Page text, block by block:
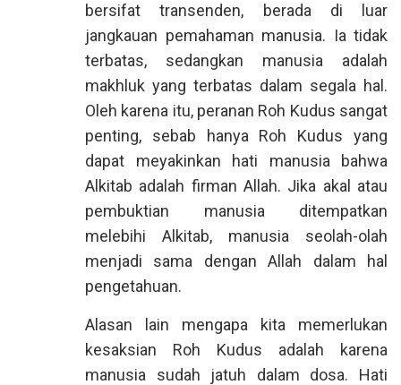
bersifat transenden, berada di luar
jangkauan pemahaman manusia. Ia tidak
terbatas, sedangkan manusia adalah
makhluk yang terbatas dalam segala hal.
Oleh karena itu, peranan Roh Kudus sangat
penting, sebab hanya Roh Kudus yang
dapat meyakinkan hati manusia bahwa
Alkitab adalah firman Allah. Jika akal atau
pembuktian manusia ditempatkan
melebihi Alkitab, manusia seolah-olah
menjadi sama dengan Allah dalam hal
pengetahuan.
Alasan lain mengapa kita memerlukan
kesaksian Roh Kudus adalah karena
manusia sudah jatuh dalam dosa. Hati